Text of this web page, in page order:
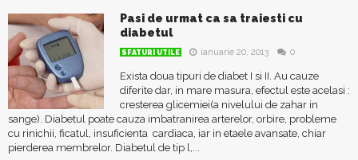
Pasi de urmat ca sa traiesti cu
diabetul
SFATURI UTILE ianuarie 20, 2013 0
Exista doua tipuri de diabet I si II. Au cauze
diferite dar, in mare masura, efectul este acelasi :
cresterea glicemiei(a nivelului de zahar in
sange). Diabetul poate cauza imbatranirea arterelor, orbire, probleme
cu rinichii, ficatul, insuficienta cardiaca, iar in etaele avansate, chiar
pierderea membrelor. Diabetul de tip l,...